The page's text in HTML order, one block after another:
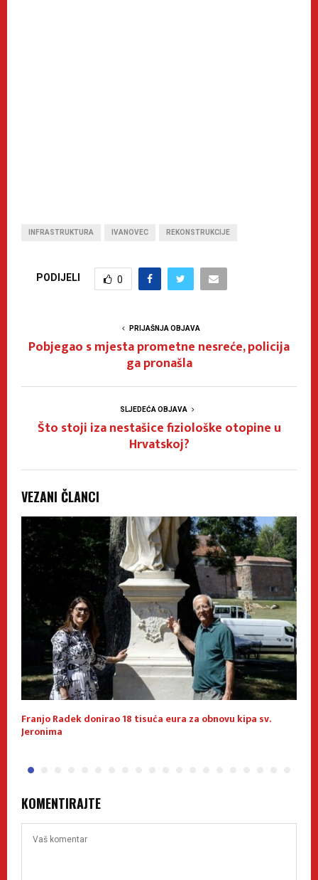
INFRASTRUKTURA IVANOVEC REKONSTRUKCIJE
PODIJELI 0
PRIJAŠNJA OBJAVA
Pobjegao s mjesta prometne nesreće, policija
ga pronašla
SLJEDEĆA OBJAVA
Što stoji iza nestašice fiziološke otopine u
Hrvatskoj?
VEZANI ČLANCI
Franjo Radek donirao 18 tisuća eura za obnovu kipa sv.
Jeronima
KOMENTIRAJTE